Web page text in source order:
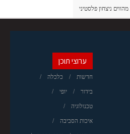
ערוצי תוכן
חדשות כלכלה
בידור יופי
טכנולוגיה
איכות הסביבה